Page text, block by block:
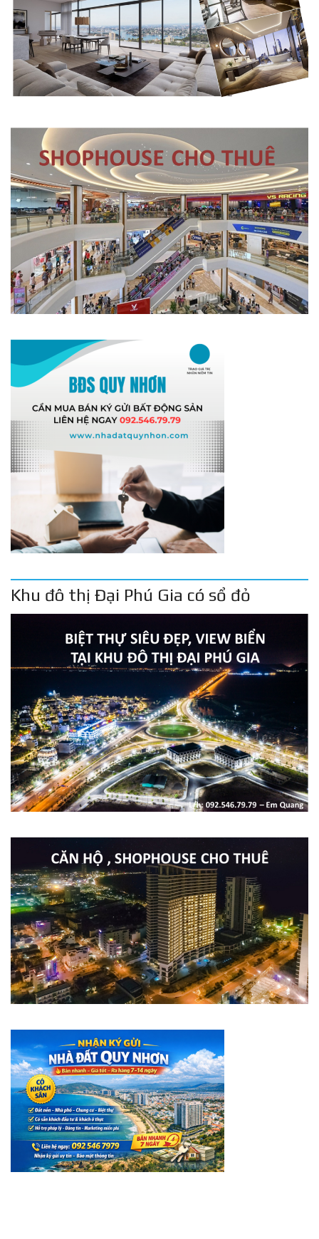
Khu đô thị Đại Phú Gia có sổ đỏ